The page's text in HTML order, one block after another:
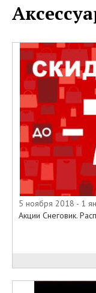
5 ноября 2018 - 1
Акции Снеговик.